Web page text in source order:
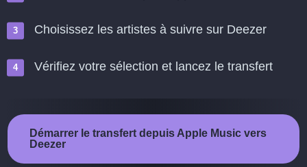
Choisissez les artistes à suivre sur Deezer
Vérifiez votre sélection et lancez le transfert
Démarrer le transfert depuis Apple Music vers
Deezer